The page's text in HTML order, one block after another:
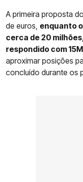
A primeira proposta
de euros, enquanto
cerca de 20
respondido com
aproximar posições
concluído durante os